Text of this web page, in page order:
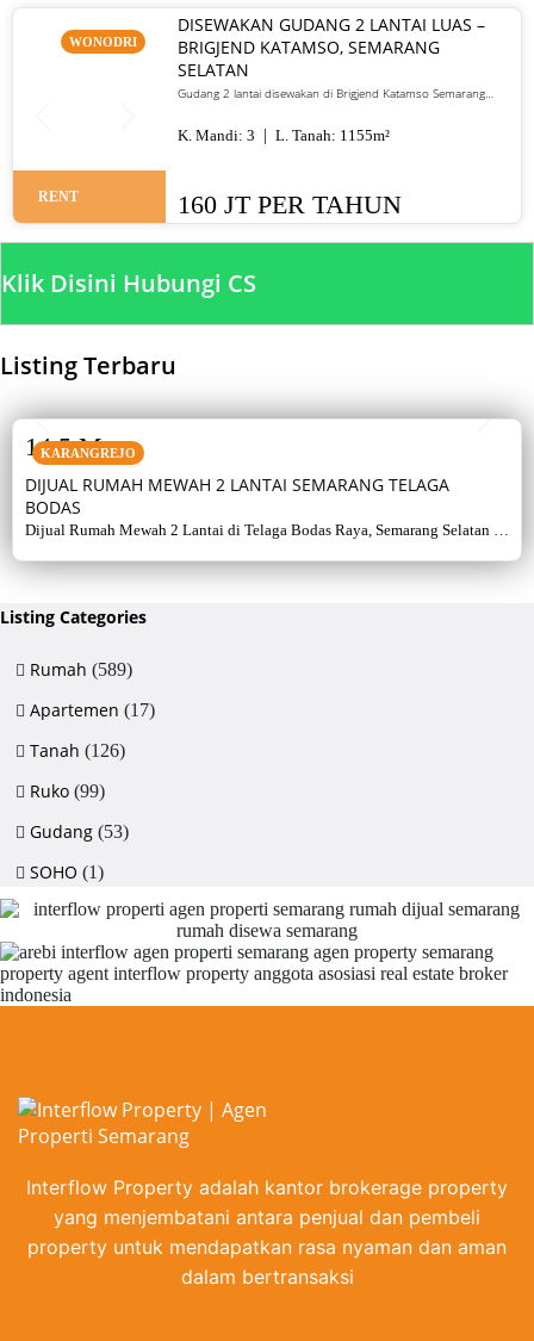
WONODRI
RENT
DISEWAKAN GUDANG 2 LANTAI LUAS –
BRIGJEND KATAMSO, SEMARANG
SELATAN
Gudang 2 lantai disewakan di Brigjend Katamso Semarang
K. Mandi: 3 L. Tanah: 1155m²
160 JT PER TAHUN
Klik Disini Hubungi CS
Listing Terbaru
KARANGREJO
DIJUAL RUMAH MEWAH 2 LANTAI SEMARANG TELAGA
BODAS
Dijual Rumah Mewah 2 Lantai di Telaga Bodas Raya, Semarang Selatan –
listrik 5500 watt, air artetis. Lingkungan asri & strategis.
14,5 M
Listing Categories
Rumah (589)
Apartemen (17)
Tanah (126)
Ruko (99)
Gudang (53)
SOHO (1)
Interflow Property adalah kantor brokerage property
yang menjembatani antara penjual dan pembeli
property untuk mendapatkan rasa nyaman dan aman
dalam bertransaksi